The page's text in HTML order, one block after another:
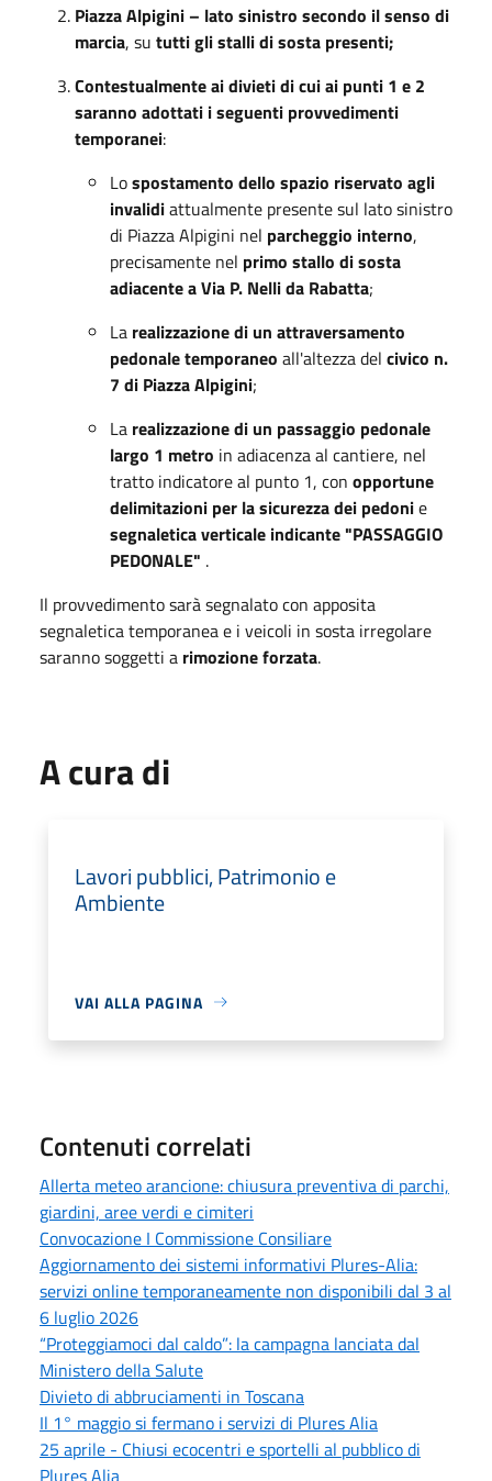
Piazza Alpigini – lato sinistro secondo il senso di
marcia, su tutti gli stalli di sosta presenti;
Contestualmente ai divieti di cui ai punti 1 e 2
saranno adottati i seguenti provvedimenti
temporanei:
Lospostamento dello spazio riservato agli
invalidiattualmente presente sul lato sinistro
di Piazza Alpigini nel parcheggio interno,
precisamente nel primo stallo di sosta
adiacente a Via P. Nelli da Rabatta;
La realizzazione di un attraversamento
pedonale temporaneo all'altezza del civico n.
7 di Piazza Alpigini;
La realizzazione di un passaggio pedonale
largo 1 metro in adiacenza al cantiere, nel
tratto indicatore al punto 1, con opportune
delimitazioni per la sicurezza dei pedonie
segnaletica verticale indicante "PASSAGGIO
PEDONALE" .
Il provvedimento sarà segnalato con apposita
segnaletica temporanea e i veicoli in sosta irregolare
saranno soggetti a rimozione forzata.
A cura di
Lavori pubblici, Patrimonio e
Ambiente
VAI ALLA PAGINA
Contenuti correlati
Allerta meteo arancione: chiusura preventiva di parchi,
giardini, aree verdi e cimiteri
Convocazione I Commissione Consiliare
Aggiornamento dei sistemi informativi Plures-Alia:
servizi online temporaneamente non disponibili dal 3 al
6 luglio 2026
“Proteggiamoci dal caldo”: la campagna lanciata dal
Ministero della Salute
Divieto di abbruciamenti in Toscana
Il 1° maggio si fermano i servizi di Plures Alia
25 aprile - Chiusi ecocentri e sportelli al pubblico di
Plures Alia